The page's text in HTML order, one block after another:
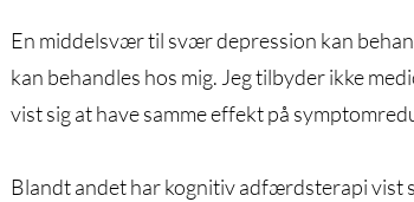
En middelsvær til svær depression kan
kan behandles hos mig. Jeg tilbyder ikke
vist sig at have samme effekt på
Blandt andet har kognitiv adfærdsterapi vist